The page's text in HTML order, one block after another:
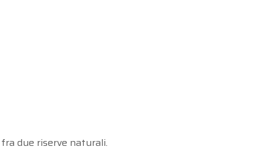
fra due riserve naturali.